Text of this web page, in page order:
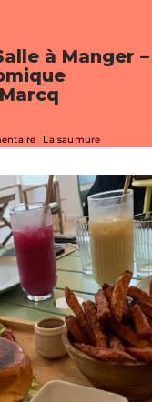
à Manger –
La saumure